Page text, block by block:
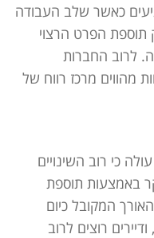
כאשר שלב העבודה
תוספת הפרט הרצוי
לרוב החברות
מהווים מרכז רווח של
כי רוב השינויים
באמצעות תוספת
המקובל כיום
הבסיסי הוא 8 מ"ר, ודיירים רוצים לרוב